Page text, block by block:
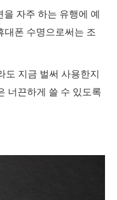
자주 하는 유행에 예
대폰 수명으로써는 조
지금 벌써 사용한지
너끈하게 쓸 수 있도록